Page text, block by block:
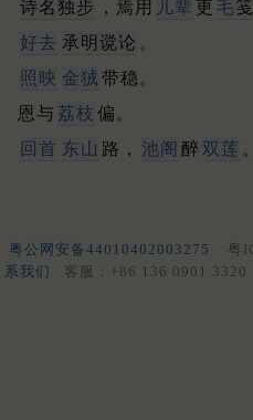
诗名独步
，焉用 儿辈 更 毛笺
好去 承明谠论 。
照映 金狨 带稳。
恩与 荔枝 偏。
回首 东山 路， 池阁 醉 双莲 。
粤公网安备44010402003275 粤
系我们
客服：+86 136 0901 3320